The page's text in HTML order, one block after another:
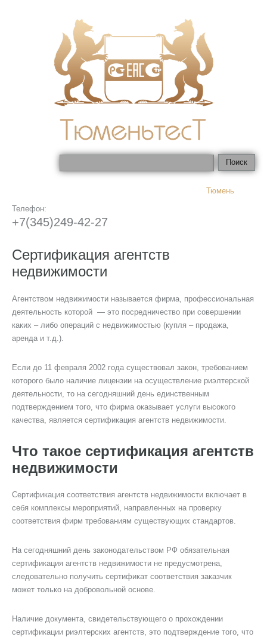
Тюмень
Телефон:
+7(345)249-42-27
Сертификация агентств
недвижимости
Агентством недвижимости называется фирма, профессиональная
деятельность которой — это посредничество при совершении
каких – либо операций с недвижимостью (купля – продажа,
аренда и т.д.).
Если до 11 февраля 2002 года существовал закон, требованием
которого было наличие лицензии на осуществление риэлтерской
деятельности, то на сегодняшний день единственным
подтверждением того, что фирма оказывает услуги высокого
качества, является сертификация агентств недвижимости.
Что такое сертификация агентств
недвижимости
Сертификация соответствия агентств недвижимости включает в
себя комплексы мероприятий, направленных на проверку
соответствия фирм требованиям существующих стандартов.
На сегодняшний день законодательством РФ обязательная
сертификация агентств недвижимости не предусмотрена,
следовательно получить сертификат соответствия заказчик
может только на добровольной основе.
Наличие документа, свидетельствующего о прохождении
сертификации риэлтерских агентств, это подтверждение того, что